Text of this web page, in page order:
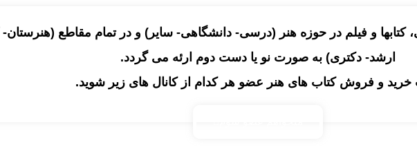
و فیلم در حوزه هنر (درسی- دانشگاهی- سایر) و در تمام مقاطع
ارشد- دکتری) به صورت نو یا دست دوم ارئه می گردد.
و فروش کتاب های هنر عضو هر کدام از کانال های زیر شوید.